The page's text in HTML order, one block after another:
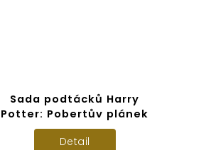
Sada podtácků Harry
Potter: Pobertův plánek
Detail